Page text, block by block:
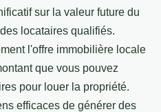
sur la valeur future du
locataires qualifiés.
l'offre immobilière locale
que vous pouvez
pour louer la propriété.
efficaces de générer des